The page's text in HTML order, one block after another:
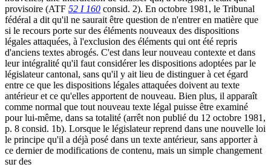
provisoire (ATF 52 I 160 consid. 2). En octobre 1981, le Tribunal
fédéral a dit qu'il ne saurait être question de n'entrer en matière que
si le recours porte sur des éléments nouveaux des dispositions
légales attaquées, à l'exclusion des éléments qui ont été repris
d'anciens textes abrogés. C'est dans leur nouveau contexte et dans
leur intégralité qu'il faut considérer les dispositions adoptées par le
législateur cantonal, sans qu'il y ait lieu de distinguer à cet égard
entre ce que les dispositions légales attaquées doivent au texte
antérieur et ce qu'elles apportent de nouveau. Bien plus, il apparaît
comme normal que tout nouveau texte légal puisse être examiné
pour lui-même, dans sa totalité (arrêt non publié du 12 octobre 1981,
p. 8 consid. 1b). Lorsque le législateur reprend dans une nouvelle loi
le principe qu'il a déjà posé dans un texte antérieur, sans apporter à
ce dernier de modifications de contenu, mais un simple changement
sur des